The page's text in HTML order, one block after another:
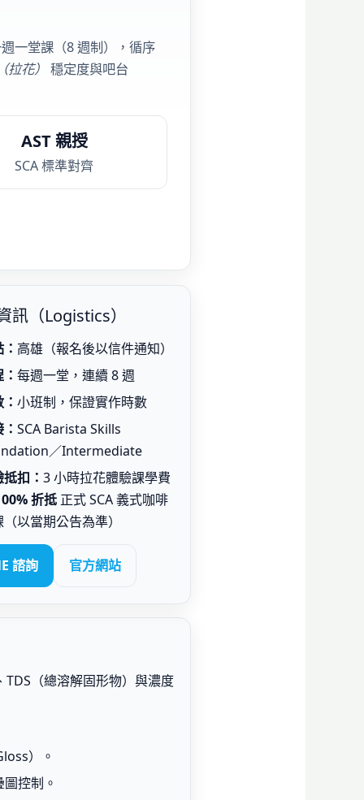
一堂課（8 週制），循序
拉花） 穩定度與吧台
AST 親授
SCA 標準對齊
訊（Logistics）
高雄（報名後以信件通知）
：每週一堂，連續 8 週
：小班制，保證實作時數
：SCA Barista Skills
／Intermediate
抵扣：3 小時拉花體驗課學費
折抵 正式 SCA 義式咖啡
以當期公告為準）
諮詢 官方網站
（總溶解固形物）與濃度
）。
控制。